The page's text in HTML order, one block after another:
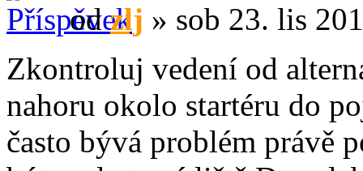
odzlj » sob 23. lis
Zkontroluj vedení od
nahoru okolo startéru do
často bývá problém právě